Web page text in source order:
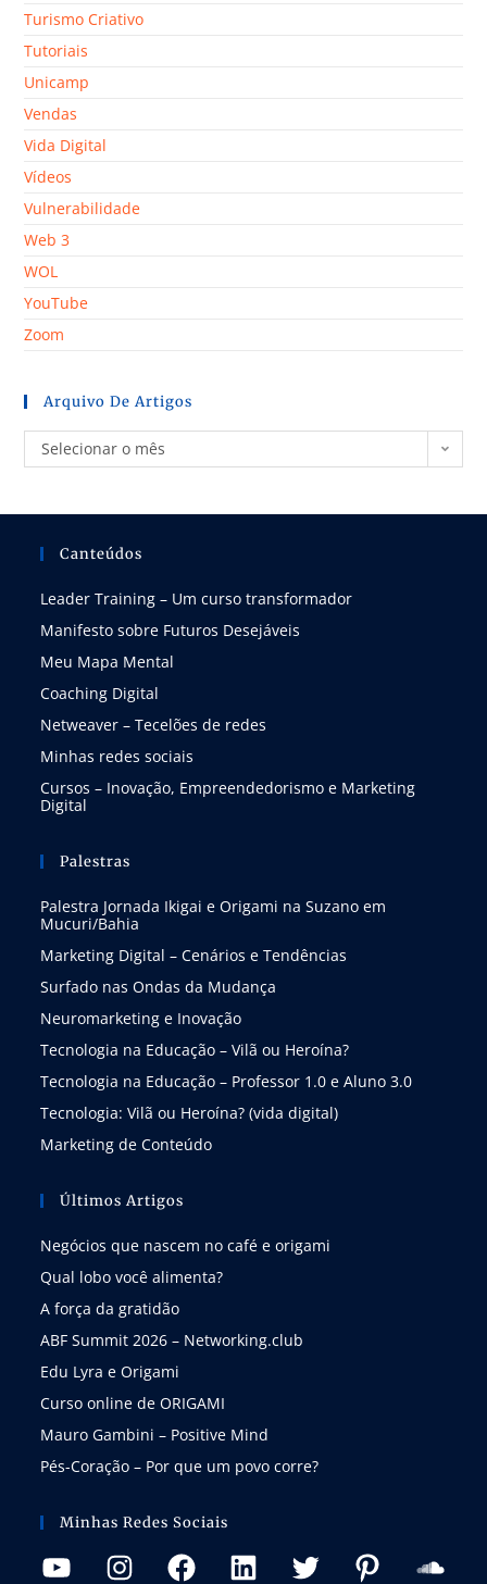
Turismo Criativo
Tutoriais
Unicamp
Vendas
Vida Digital
Vídeos
Vulnerabilidade
Web 3
WOL
YouTube
Zoom
Arquivo De Artigos
Selecionar o mês
Canteúdos
Leader Training – Um curso transformador
Manifesto sobre Futuros Desejáveis
Meu Mapa Mental
Coaching Digital
Netweaver – Tecelões de redes
Minhas redes sociais
Cursos – Inovação, Empreendedorismo e Marketing
Digital
Palestras
Palestra Jornada Ikigai e Origami na Suzano em
Mucuri/Bahia
Marketing Digital – Cenários e Tendências
Surfado nas Ondas da Mudança
Neuromarketing e Inovação
Tecnologia na Educação – Vilã ou Heroína?
Tecnologia na Educação – Professor 1.0 e Aluno 3.0
Tecnologia: Vilã ou Heroína? (vida digital)
Marketing de Conteúdo
Últimos Artigos
Negócios que nascem no café e origami
Qual lobo você alimenta?
A força da gratidão
ABF Summit 2026 – Networking.club
Edu Lyra e Origami
Curso online de ORIGAMI
Mauro Gambini – Positive Mind
Pés-Coração – Por que um povo corre?
Minhas Redes Sociais